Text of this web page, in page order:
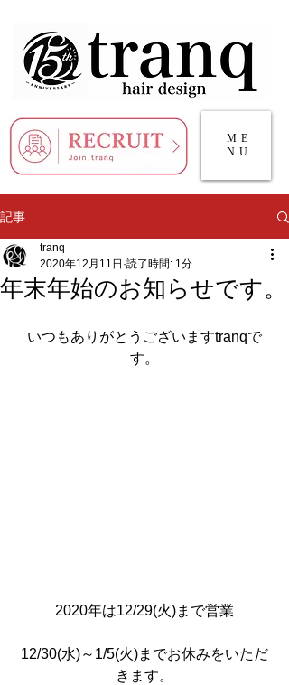
ME
NU
記事
年末年始のお知らせです。
tranq
2020年12月11日 読了時間: 1分
いつもありがとうございますtranqで
す。
2020年は12/29(火)まで営業
12/30(水)～1/5(火)までお休みをいただ
きます。